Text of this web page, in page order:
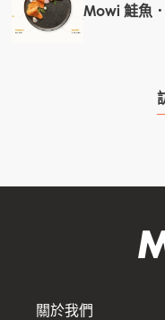
Mowi 鮭魚
關於我們